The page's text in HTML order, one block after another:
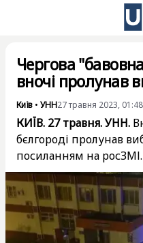
Чергова
вночі пролунав
Київ • УНН27 травня 2023, 01:48
КИЇВ. 27 травня. УНН.
бєлгороді пролунав
посиланням на росЗМІ.